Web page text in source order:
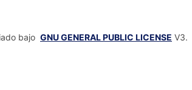
bajo GNU GENERAL PUBLIC LICENSE V3.